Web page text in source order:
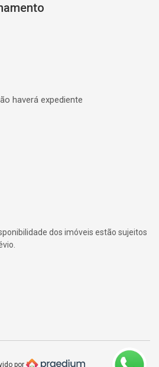
haverá expediente
dos imóveis estão sujeitos
por